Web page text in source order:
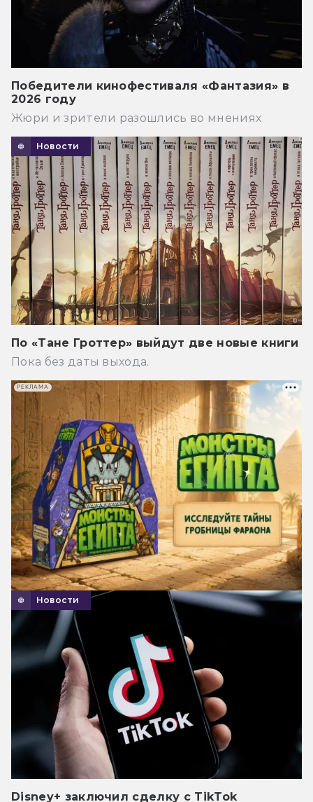
Победители кинофестиваля «Фантазия» в
2026 году
Жюри и зрители разошлись во мнениях
Новости
По «Тане Гроттер» выйдут две новые книги
Пока без даты выхода.
Новости
Disney+ заключил сделку с TikTok
РЕКЛАМА